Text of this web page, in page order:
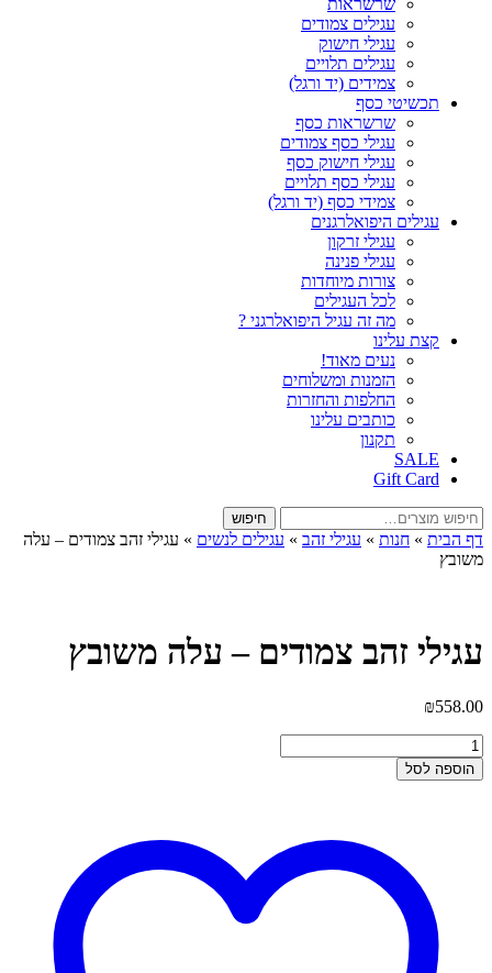
שרשראות
עגילים צמודים
עגילי חישוק
עגילים תלויים
צמידים (יד ורגל)
תכשיטי כסף
שרשראות כסף
עגילי כסף צמודים
עגילי חישוק כסף
עגילי כסף תלויים
צמידי כסף (יד ורגל)
עגילים היפואלרגנים
עגילי זרקון
עגילי פנינה
צורות מיוחדות
לכל העגילים
מה זה עגיל היפואלרגני ?
קצת עלינו
נעים מאוד!
הזמנות ומשלוחים
החלפות והחזרות
כותבים עלינו
תקנון
SALE
Gift Card
חיפוש
עבור:
חיפוש
דף הבית » חנות » עגילי זהב » עגילים לנשים » עגילי זהב צמודים – עלה
משובץ
עגילי זהב צמודים – עלה משובץ
₪558.00
כמות
של
עגילי
הוספה לסל